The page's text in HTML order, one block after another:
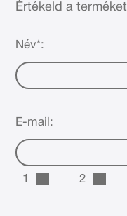
Értékeld a terméket
Név*:
E-mail:
1 2